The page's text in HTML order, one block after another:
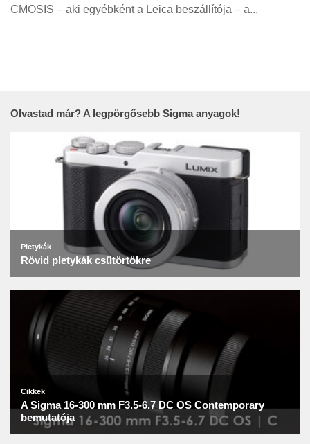
CMOSIS – aki egyébként a Leica beszállítója – a...
Olvastad már? A legpörgősebb Sigma anyagok!